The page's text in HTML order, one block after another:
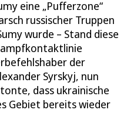
eine „Pufferzone“
russischer Truppen
wurde – Stand diese
der
Syrskyj, nun
dass ukrainische
Gebiet bereits wieder